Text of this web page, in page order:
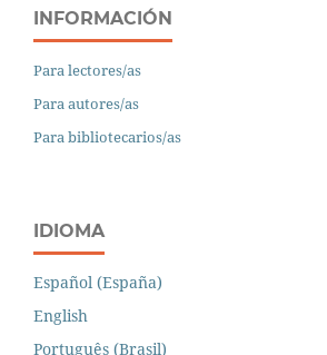
INFORMACIÓN
Para lectores/as
Para autores/as
Para bibliotecarios/as
IDIOMA
Español (España)
English
Português (Brasil)